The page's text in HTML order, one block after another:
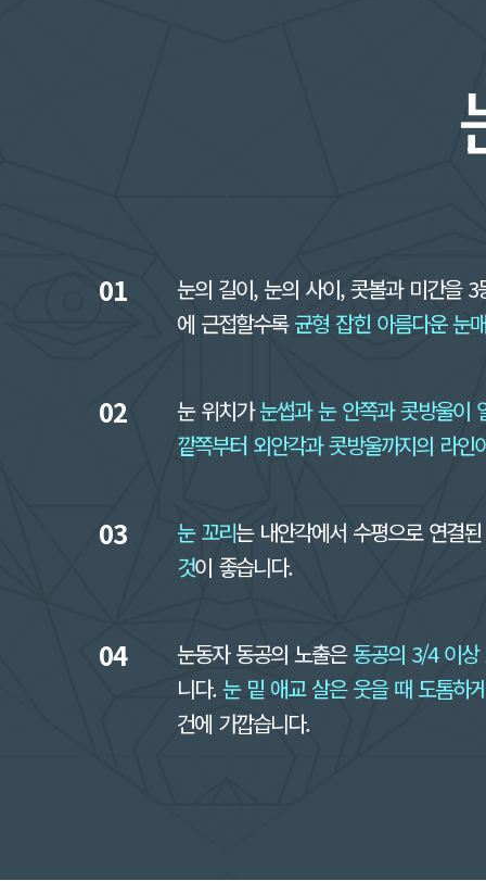
01
눈의 길이, 눈의 사이, 콧볼과 미간을
에 근접할수록균형 잡힌 아름다운 눈매
02 눈 위치가눈썹과 눈 안쪽과 콧방울이
깥쪽부터 외안각과 콧방울까지의 라인
03 눈 꼬리는 내안각에서 수평으로 연결
것이 좋습니다.
04 눈동자 동공의 노출은동공의 3/4 이상
니다. 눈 밑 애교 살은 웃을 때 도톰하
건에 가깝습니다.